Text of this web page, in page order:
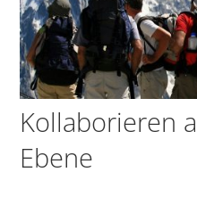
Kollaborieren
Ebene